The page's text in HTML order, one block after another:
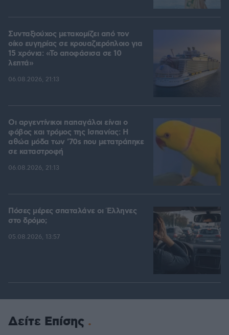
Συνταξιούχος μετακομίζει από τον
οίκο ευγηρίας σε κρουαζιερόπλοιο για
15 χρόνια: «Το αποφάσισα σε 10
λεπτά»
06.08.2026, 21:13
Οι αργεντίνικοι παπαγάλοι είναι ο
φόβος και τρόμος της Ισπανίας: Η
αθώα μόδα των '70s που μετατράπηκε
σε καταστροφή
06.08.2026, 21:13
Πόσες μέρες σπαταλάνε οι Έλληνες
στο δρόμο;
05.08.2026, 13:57
Δείτε Επίσης